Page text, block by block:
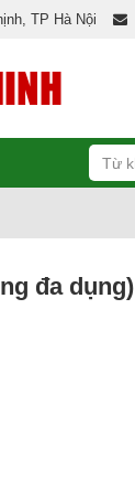
TP Hà Nội
đa dụng)